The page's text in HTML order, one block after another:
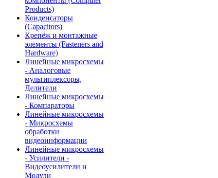
Products)
Конденсаторы
(Capacitors)
Крепёж и монтажные
элементы (Fasteners and
Hardware)
Линейные микросхемы
- Аналоговые
мультиплексоры,
Делители
Линейные микросхемы
- Компараторы
Линейные микросхемы
- Микросхемы
обработки
видеоинформации
Линейные микросхемы
- Усилители -
Видеоусилители и
Модули